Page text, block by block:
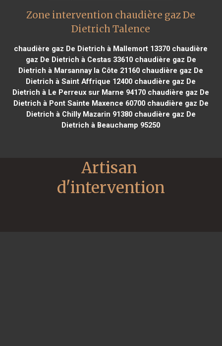
Zone intervention chaudière gaz De
Dietrich Talence
chaudière gaz De Dietrich à Mallemort 13370 chaudière
gaz De Dietrich à Cestas 33610chaudière gaz De
Dietrich à Marsannay la Côte 21160 chaudière gaz De
Dietrich à Saint Affrique 12400 chaudière gaz De
Dietrich à Le Perreux sur Marne 94170 chaudière gaz De
Dietrich à Pont Sainte Maxence 60700chaudière gaz De
Dietrich à Chilly Mazarin 91380chaudière gaz De
Dietrich à Beauchamp 95250
Artisan
d'intervention